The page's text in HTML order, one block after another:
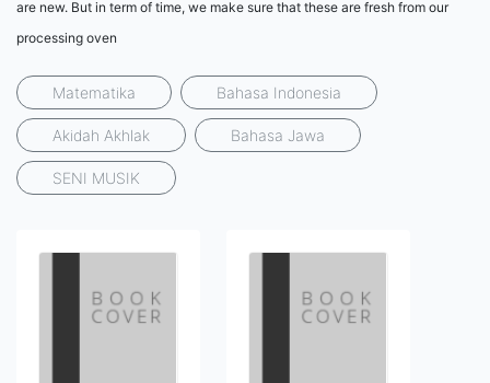
are new. But in term of time, we make sure that these are fresh from our
processing oven
Matematika Bahasa Indonesia
Akidah Akhlak Bahasa Jawa
SENI MUSIK